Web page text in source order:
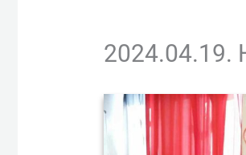
2024.04.19.